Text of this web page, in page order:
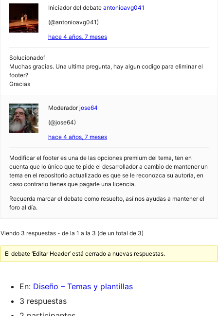
Iniciador del debate antonioavg041
(@antonioavg041)
hace 4 años, 7 meses
Solucionado1
Muchas gracias. Una ultima pregunta, hay algun codigo para eliminar el
footer?
Gracias
Moderador jose64
(@jose64)
hace 4 años, 7 meses
Modificar el footer es una de las opciones premium del tema, ten en
cuenta que lo único que te pide el desarrollador a cambio de mantener un
tema en el repositorio actualizado es que se le reconozca su autoría, en
caso contrario tienes que pagarle una licencia.
Recuerda marcar el debate como resuelto, así nos ayudas a mantener el
foro al día.
Viendo 3 respuestas - de la 1 a la 3 (de un total de 3)
El debate ‘Editar Header’ está cerrado a nuevas respuestas.
En: Diseño – Temas y plantillas
3 respuestas